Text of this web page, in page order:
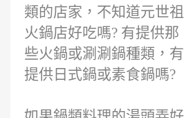
類的店家，不知道元世祖
火鍋店好吃嗎? 有提供那
些火鍋或涮涮鍋種類，有
提供日式鍋或素食鍋嗎?